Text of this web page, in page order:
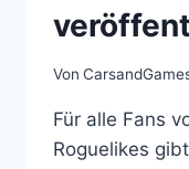
Von
Für alle Fans
Roguelikes